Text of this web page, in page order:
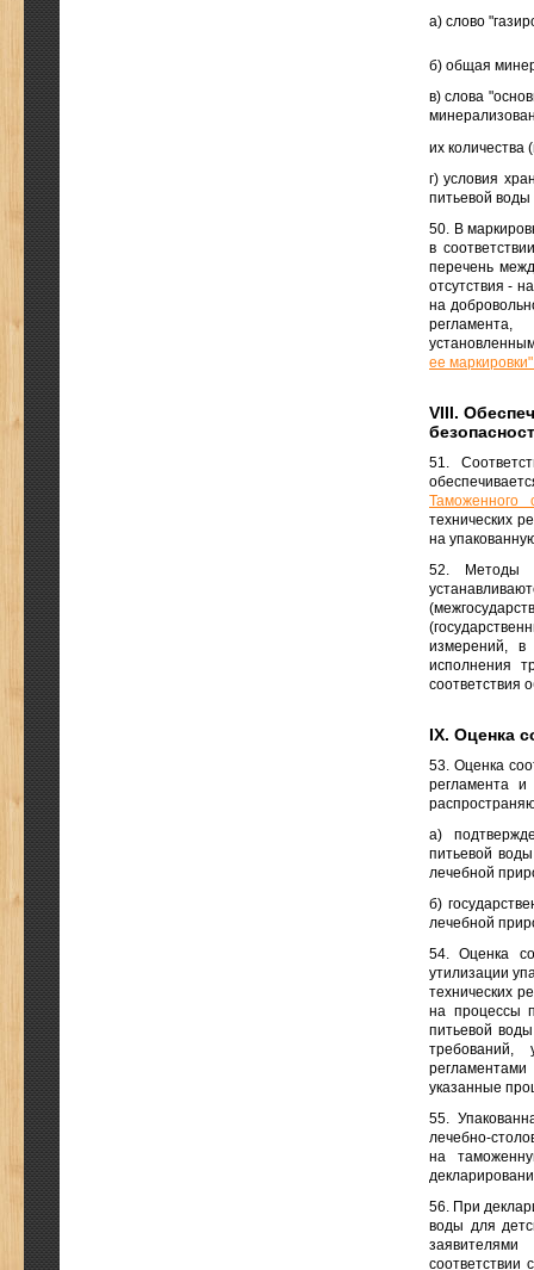
а) слово
б) общая
в) слова
их количества
г) условия
питьевой воды
50. В
в
перечень
отсутствия -
на
ее
VIII.
51.
технических
на
52. Методы
измерений,
исполнения
соответствия
IX. Оценка
53. Оценка
регламента и
а)
питьевой
лечебной
б)
лечебной
54. Оценка
утилизации
технических
на процессы
питьевой
требований,
указанные
55.
лечебно-
на
56. При
воды для
заявителями
соответствии